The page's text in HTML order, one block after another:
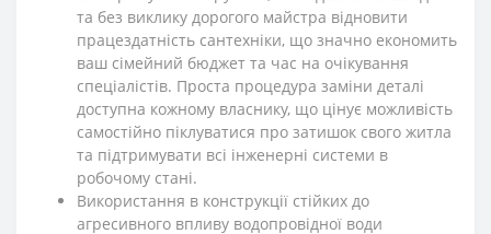
та без виклику дорогого майстра відновити
працездатність сантехніки, що значно економить
ваш сімейний бюджет та час на очікування
спеціалістів. Проста процедура заміни деталі
доступна кожному власнику, що цінує можливість
самостійно піклуватися про затишок свого житла
та підтримувати всі інженерні системи в
робочому стані.
Використання в конструкції стійких до
агресивного впливу водопровідної води